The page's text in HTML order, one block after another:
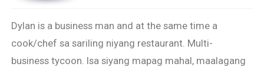
Dylan is a business man and at the same time a
cook/chef sa sariling niyang restaurant. Multi-
business tycoon. Isa siyang mapag mahal, maalagang